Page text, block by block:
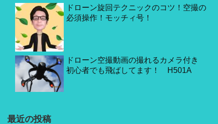
ドローン旋回テクニックのコツ！空撮の
必須操作！モッチィ号！
ドローン空撮動画の撮れるカメラ付き
初心者でも飛ばしてます！ H501A
最近の投稿